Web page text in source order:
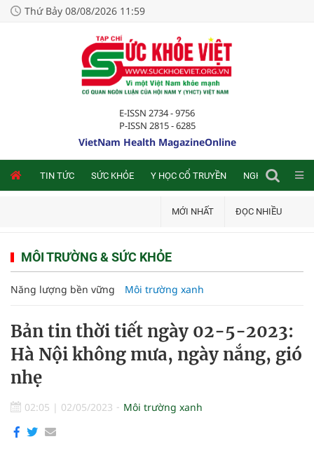
Thứ Bảy 08/08/2026 11:59
E-ISSN 2734 - 9756
P-ISSN 2815 - 6285
VietNam Health MagazineOnline
TIN TỨC SỨC KHỎE Y HỌC CỔ TRUYỀN NGHIÊN CỨU
MỚI NHẤT ĐỌC NHIỀU
MÔI TRƯỜNG & SỨC KHỎE
Năng lượng bền vững Môi trường xanh
Bản tin thời tiết ngày 02-5-2023:
Hà Nội không mưa, ngày nắng, gió
nhẹ
02:05 | 02/05/2023 Môi trường xanh